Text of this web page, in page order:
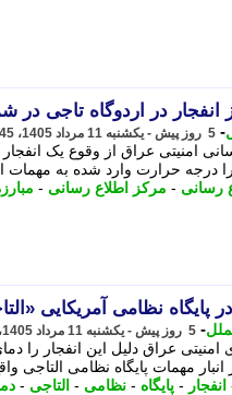
انفجار در اردوگاه تاجی در
- 5 روز پیش - یکشنبه 11 مرداد 1405، 17:45
امنیتی عراق از وقوع یک
درجه حرارت وارد شده به مهمات
رسانی - مرکز اطلاع رسانی -
در پایگاه نظامی آمریکایی
- 5 روز پیش - یکشنبه 11 مرداد 1405، 17:45
عراق دلیل این انفجار را
انبار مهمات پایگاه نظامی التاجی
انفجار - پایگاه - نظامی - التاجی -